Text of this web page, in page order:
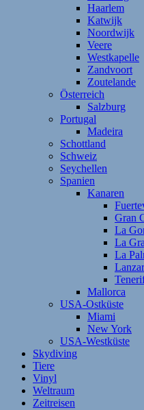
Haarlem
Katwijk
Noordwijk
Veere
Westkapelle
Zandvoort
Zoutelande
Österreich
Salzburg
Portugal
Madeira
Schottland
Schweiz
Seychellen
Spanien
Kanaren
Gran
La
La
La
Mallorca
USA-Ostküste
Miami
New York
USA-Westküste
Skydiving
Tiere
Vinyl
Weltraum
Zeitreisen